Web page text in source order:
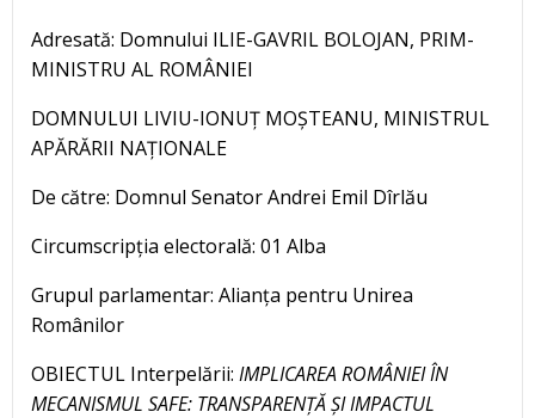
Adresată: Domnului ILIE-GAVRIL BOLOJAN, PRIM-
MINISTRU AL ROMÂNIEI
DOMNULUI LIVIU-IONUȚ MOȘTEANU, MINISTRUL
APĂRĂRII NAȚIONALE
De către: Domnul Senator Andrei Emil Dîrlău
Circumscripția electorală: 01 Alba
Grupul parlamentar: Alianța pentru Unirea
Românilor
OBIECTUL Interpelării: IMPLICAREA ROMÂNIEI ÎN
MECANISMUL SAFE: TRANSPARENȚĂ ȘI IMPACTUL